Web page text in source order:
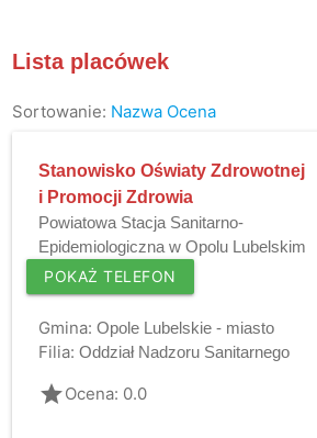
Lista placówek
Sortowanie: Nazwa Ocena
Stanowisko Oświaty Zdrowotnej
i Promocji Zdrowia
Powiatowa Stacja Sanitarno-
Epidemiologiczna w Opolu Lubelskim
POKAŻ TELEFON
Gmina: Opole Lubelskie - miasto
Filia: Oddział Nadzoru Sanitarnego
gradeOcena: 0.0